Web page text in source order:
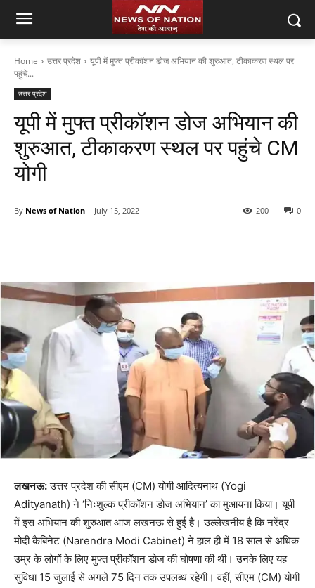
Home उत्तर प्रदेश
यूपी में मुफ्त प्रीकॉशन डोज अभियान की शुरुआत, टीकाकरण स्थल पर
पहुंचे...
उत्तर प्रदेश
यूपी में मुफ्त प्रीकॉशन डोज अभियान की
शुरुआत, टीकाकरण स्थल पर पहुंचे CM
योगी
By News of Nation July 15, 2022 0
200
लखनऊ:उत्तर प्रदेश की सीएम (CM) योगी आदित्यनाथ (Yogi
Adityanath) ने ‘निःशुल्क प्रीकॉशन डोज अभियान’ का मुआयना किया। यूपी
में इस अभियान की शुरुआत आज लखनऊ से हुई है। उल्लेखनीय है कि नरेंद्र
मोदी कैबिनेट (Narendra Modi Cabinet) ने हाल ही में 18 साल से अधिक
उम्र के लोगों के लिए मुफ्त प्रीकॉशन डोज की घोषणा की थी। उनके लिए यह
सुविधा 15 जुलाई से अगले 75 दिन तक उपलब्ध रहेगी। वहीं, सीएम (CM) योगी